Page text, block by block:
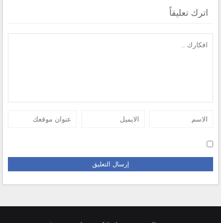
اترك تعليقاً